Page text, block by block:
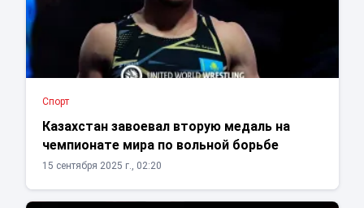
Спорт
Казахстан завоевал вторую медаль на
чемпионате мира по вольной борьбе
15 сентября 2025 г., 02:20